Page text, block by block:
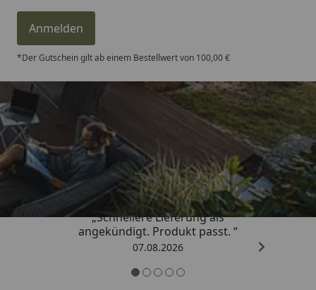
Anmelden
*Der Gutschein gilt ab einem Bestellwert von 100,00 €
Trusted Shops
4,81/ 5
„Schnellere Lieferung als
angekündigt. Produkt passt. “
07.08.2026